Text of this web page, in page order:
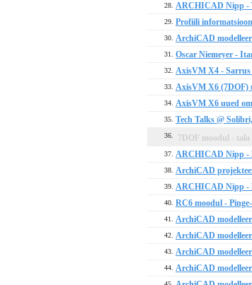
28. ARCHICAD Nipp -
29. Profiili
30. ArchiCAD
31. Oscar Niemeyer -
32. AxisVM X4 -
33. AxisVM X6 (7DOF)
34. AxisVM X6 uued
35. Tech Talks @
36. 7DOF moodul - tala
37. ARCHICAD Nipp -
38. ArchiCAD
39. ARCHICAD Nipp -
40. RC6 moodul -
41. ArchiCAD
42. ArchiCAD
43. ArchiCAD
44. ArchiCAD